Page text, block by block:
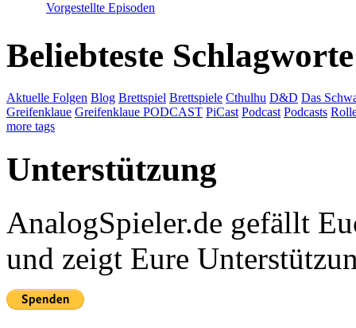
Vorgestellte Episoden
Beliebteste Schlagworte
Aktuelle Folgen Blog Brettspiel Brettspiele Cthulhu D&D Das
Greifenklaue Greifenklaue PODCAST PiCast Podcast Podcasts
more tags
Unterstützung
AnalogSpieler.de gefällt
und zeigt Eure